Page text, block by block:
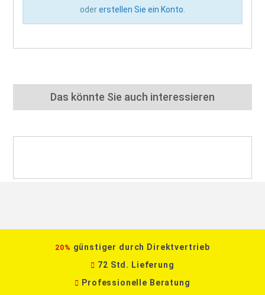
odererstellen Sie ein Konto
Das könnte Sie auch interessieren
20% günstiger durch Direktvertrieb
72 Std. Lieferung
Professionelle Beratung